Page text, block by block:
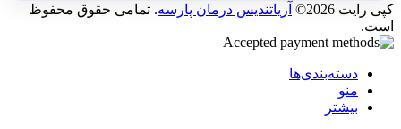
کپی رایت 2026© آریاتندیس درمان پارسه. تمامی حقوق محفوظ
است.
دسته‌بندی‌ها
منو
بیشتر